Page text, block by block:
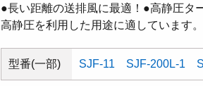
●長い距離の送排風に最適！●高静圧タ
高静圧を利用した用途に適しています
型番(一部) SJF-11 SJF-200L-1